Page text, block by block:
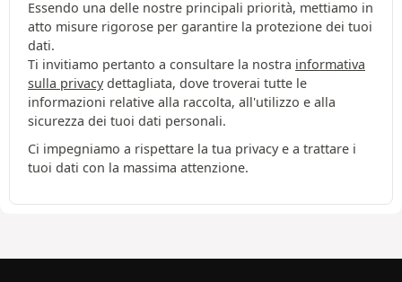
Essendo una delle nostre principali priorità, mettiamo in
atto misure rigorose per garantire la protezione dei tuoi
dati.
Ti invitiamo pertanto a consultare la nostra informativa
sulla privacydettagliata, dove troverai tutte le
informazioni relative alla raccolta, all'utilizzo e alla
sicurezza dei tuoi dati personali.
Ci impegniamo a rispettare la tua privacy e a trattare i
tuoi dati con la massima attenzione.